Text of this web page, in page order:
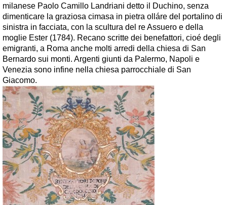
milanese Paolo Camillo Landriani detto il Duchino, senza
dimenticare la graziosa cimasa in pietra olláre del portalino di
sinistra in facciata, con la scultura del re Assuero e della
moglie Ester (1784). Recano scritte dei benefattori, cioé degli
emigranti, a Roma anche molti arredi della chiesa di San
Bernardo sui monti. Argenti giunti da Palermo, Napoli e
Venezia sono infine nella chiesa parrocchiale di San
Giacomo.